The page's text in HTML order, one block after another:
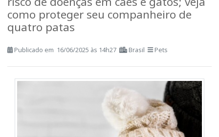
Temperaturas baixas aumentam o
risco de doenças em cães e gatos; veja
como proteger seu companheiro de
quatro patas
Publicado em 16/06/2025 às 14h27 Brasil Pets